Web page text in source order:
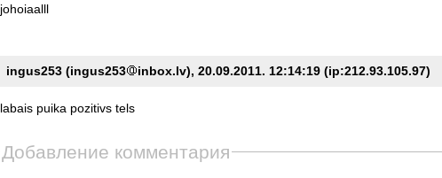
johoiaalll
ingus253 (ingus253 inbox.lv), 20.09.2011. 12:14:19 (ip:212.93.105.97)
labais puika pozitivs tels
Добавление комментария